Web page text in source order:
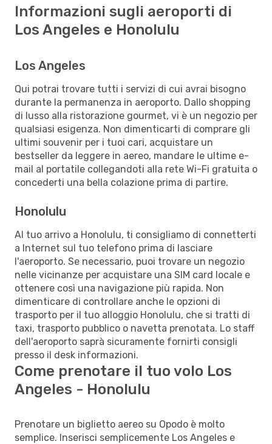
Informazioni sugli aeroporti di
Los Angeles e Honolulu
Los Angeles
Qui potrai trovare tutti i servizi di cui avrai bisogno
durante la permanenza in aeroporto. Dallo shopping
di lusso alla ristorazione gourmet, vi è un negozio per
qualsiasi esigenza. Non dimenticarti di comprare gli
ultimi souvenir per i tuoi cari, acquistare un
bestseller da leggere in aereo, mandare le ultime e-
mail al portatile collegandoti alla rete Wi-Fi gratuita o
concederti una bella colazione prima di partire.
Honolulu
Al tuo arrivo a Honolulu, ti consigliamo di connetterti
a Internet sul tuo telefono prima di lasciare
l'aeroporto. Se necessario, puoi trovare un negozio
nelle vicinanze per acquistare una SIM card locale e
ottenere così una navigazione più rapida. Non
dimenticare di controllare anche le opzioni di
trasporto per il tuo alloggio Honolulu, che si tratti di
taxi, trasporto pubblico o navetta prenotata. Lo staff
dell'aeroporto saprà sicuramente fornirti consigli
presso il desk informazioni.
Come prenotare il tuo volo Los
Angeles - Honolulu
Prenotare un biglietto aereo su Opodo è molto
semplice. Inserisci semplicemente Los Angeles e